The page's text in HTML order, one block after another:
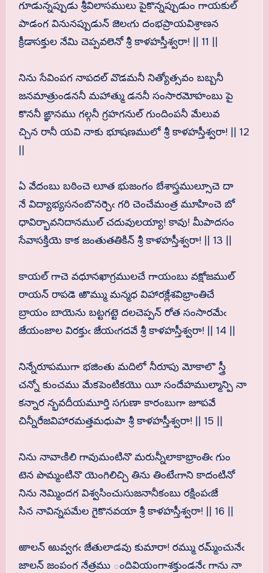
గూడున్నప్పుడు శ్రీవిలాసములు పైకొన్నప్పుడుం గాయకుల్
పాడంగ వినునప్పుడున్ జెలఁగు దంభప్రాయవిశ్రాణన
క్రీడాసక్తుల నేమి చెప్పవలెనో శ్రీ కాళహస్తీశ్వరా! || 11 ||
నిను సేవింపగ నాపదల్ వొడమనీ నిత్యోత్సవం బబ్బనీ
జనమాత్రుండననీ మహాత్ము డననీ సంసారమోహంబు పై
కొననీ ఙ్ఞానము గల్గనీ గ్రహగనుల్ గుందింపనీ మేలువ
చ్చిన రానీ యవి నాకు భూషణములో శ్రీ కాళహస్తీశ్వరా! || 12
ఏ వేదంబు బఠించె లూత భుజంగం బేశాస్త్రముల్సూచె దా
నే విద్యాభ్యసనంబొనర్చెఁ గరి చెంచేమంత్ర మూహించె బో
ధావిర్భావనిదానముల్ చదువులయ్యా! కావు! మీపాదసం
సేవాసక్తియె కాక జంతుతతికిన్ శ్రీ కాళహస్తీశ్వరా! || 13 ||
కాయల్ గాచె వధూనఖాగ్రములచే గాయంబు వక్షోజముల్
రాయన్ రాపడె ఱొమ్ము మన్మధ విహారక్లేశవిభ్రాంతిచే
బ్రాయం బాయెను బట్టగట్టె దలచెప్పన్ రోత సంసారమేఁ
జేయంజాల విరక్తుఁ జేయఁగదవే శ్రీ కాళహస్తీశ్వరా! || 14 ||
నిన్నేరూపముగా భజింతు మదిలో నీరూపు మోకాలొ స్త్రీ
చన్నో కుంచము మేకపెంటికయొ యీ సందేహముల్మాన్పి నా
కన్నార న్భవదీయమూర్తి సగుణా కారంబుగా జూపవే
చిన్నీరేజవిహారమత్తమధుపా శ్రీ కాళహస్తీశ్వరా! || 15 ||
నిను నావాఁకిలి గావుమంటినొ మరున్నీలాకాభ్రాంతిఁ గుం
టెన పొమ్మంటినొ యెంగిలిచ్చి తిను తింటేఁగాని కాదంటినో
నిను నెమ్మిందగ విశ్వసించుసుజనానీకంబు రక్షింపఁజే
సిన నావిన్నపమేల గైకొనవయా శ్రీ కాళహస్తీశ్వరా! || 16 ||
ఱాలన్ ఱువ్వగఁ జేతులాడవు కుమారా! రమ్ము రమ్మ్ంచునేఁ
జాలన్ జంపంగ నేత్రము ందివియంగాశక్తుండనేఁ గాను నా